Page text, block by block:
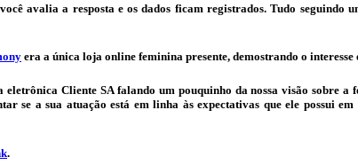
avalia a resposta e os dados ficam registrados. Tudo
era a única loja online feminina presente, demostrando o
Cliente SA falando um pouquinho da nossa visão sobre
se a sua atuação está em linha às expectativas que ele possui
.